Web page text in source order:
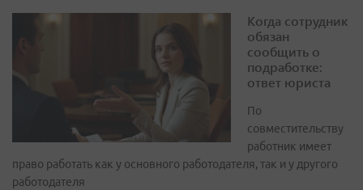
Когда сотрудник
обязан
сообщить о
подработке:
ответ юриста
По
совместительству
работник имеет
право работать как у основного работодателя, так и у другого
работодателя